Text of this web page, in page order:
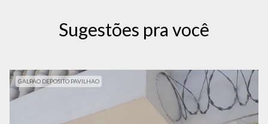
Sugestões pra você
GALPAO DEPOSITO PAVILHAO